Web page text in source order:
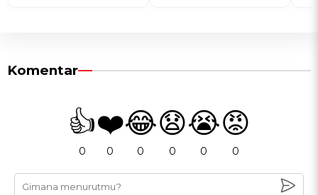
Komentar
👍
0
❤️
0
😂
0
😧
0
😭
0
😡
0